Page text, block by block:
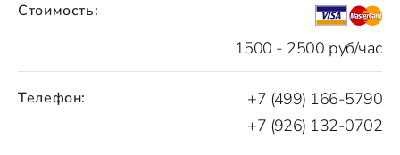
Стоимость:
1500 - 2500 руб/час
Телефон:
+7 (499) 166-5790
+7 (926) 132-0702